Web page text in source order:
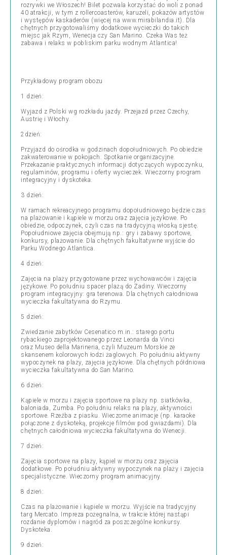
rozrywki we Włoszech! Bilet pozwala korzystać do woli z ponad
40 atrakcji, w tym z rollercoasterów, karuzeli, pokazów artystów
i występów kaskaderów (więcej na www.mirabilandia.it). Dla
chętnych przygotowaliśmy dodatkowe wycieczki do takich
miejsc jak Rzym, Wenecja czy San Marino. Czeka Was też
zabawa i relaks w pobliskim parku wodnym Atlantica!
Przykładowy program obozu
1 dzień:
Wyjazd z Polski wg rozkładu jazdy. Przejazd przez Czechy,
Austrię i Włochy.
2dzień:
Przyjazd do ośrodka w godzinach dopołudniowych. Po obiedzie
zakwaterowanie w pokojach. Spotkanie organizacyjne.
Przekazanie praktycznych informacji dotyczących wypoczynku,
regulaminów, programu i oferty wycieczek. Wieczorny program
integracyjny i dyskoteka.
3 dzień:
W ramach rekreacyjnego programu dopołudniowego będzie czas
na plażowanie i kąpiele w morzu oraz zajęcia językowe. Po
obiedzie, odpoczynek, czyli czas na tradycyjną włoską sjestę.
Popołudniowe zajęcia obejmują np.: gry i zabawy sportowe,
konkursy, plażowanie. Dla chętnych fakultatywne wyjście do
Parku Wodnego Atlantica.
4 dzień:
Zajęcia na plaży przygotowane przez wychowawców i zajęcia
językowe. Po południu spacer plażą do Zadiny. Wieczorny
program integracyjny: gra terenowa. Dla chętnych całodniowa
wycieczka fakultatywna do Rzymu.
5 dzień:
Zwiedzanie zabytków Cesenatico m.in.: starego portu
rybackiego zaprojektowanego przez Leonarda da Vinci
oraz Museo della Marineria, czyli Muzeum Morskie ze
skansenem kolorowych łodzi żaglowych. Po południu aktywny
wypoczynek na plaży, zajęcia językowe. Dla chętnych półdniowa
wycieczka fakultatywna do San Marino.
6 dzień:
Kąpiele w morzu i zajęcia sportowe na plaży np. siatkówka,
baloniada, Zumba. Po południu relaks na plaży, aktywności
sportowe. Rzeźba z piasku. Wieczorne animacje (np. karaoke
połączone z dyskoteką, projekcje filmów pod gwiazdami). Dla
chętnych całodniowa wycieczka fakultatywna do Wenecji.
7 dzień:
Zajęcia sportowe na plaży, kąpiel w morzu oraz zajęcia
dodatkowe. Po południu aktywny wypoczynek na plaży i zajęcia
specjalistyczne. Wieczorny program animacyjny.
8 dzień:
Czas na plażowanie i kąpiele w morzu. Wyjście na tradycyjny
targ Mercato. Impreza pożegnalna, w trakcie której nastąpi
rozdanie dyplomów i nagród za poszczególne konkursy.
Dyskoteka.
9 dzień: